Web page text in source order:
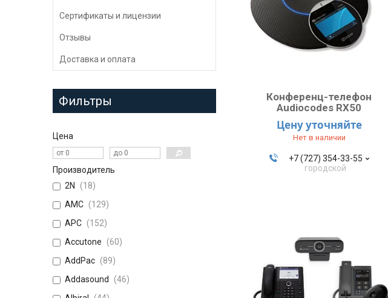
Конференц-телефон
Audiocodes RX50
Цену уточняйте
Нет в наличии
+7 (727) 354-33-55
городской
Сертификаты и лицензии
Отзывы
Доставка и оплата
Фильтры
Цена
Производитель
2N
18
AMC
129
APC
152
Accutone
60
AddPac
89
Addasound
46